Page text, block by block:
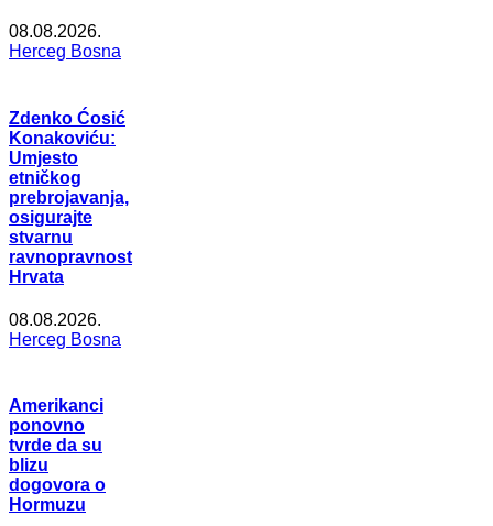
08.08.2026.
Herceg Bosna
Zdenko Ćosić
Konakoviću:
Umjesto
etničkog
prebrojavanja,
osigurajte
stvarnu
ravnopravnost
Hrvata
08.08.2026.
Herceg Bosna
Amerikanci
ponovno
tvrde da su
blizu
dogovora o
Hormuzu